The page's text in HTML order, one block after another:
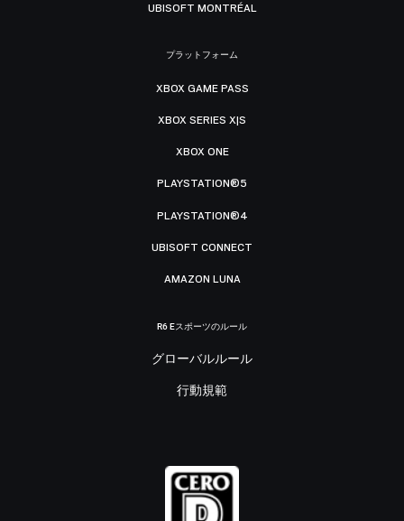
UBISOFT MONTRÉAL
プラットフォーム
XBOX GAME PASS
XBOX SERIES X|S
XBOX ONE
PLAYSTATION®5
PLAYSTATION®4
UBISOFT CONNECT
AMAZON LUNA
R6 Eスポーツのルール
グローバルルール
行動規範